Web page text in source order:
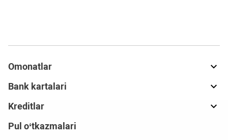
Omonatlar
Bank kartalari
Kreditlar
Pul o‘tkazmalari